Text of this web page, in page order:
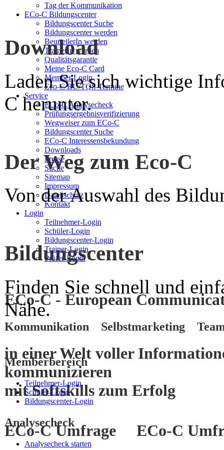
Tag der Kommunikation
ECo-C Bildungscenter
Bildungscenter Suche
Bildungscenter werden
BeurteilerIn werden
TrainerIn werden
Qualitätsgarantie
Meine Eco-C Card
Member-Login
Eco-C BU/TQS Termine
Service
ECo-C Analysecheck
Prüfungsergebnisverifizierung
Wegweiser zum ECo-C
Bildungscenter Suche
ECo-C Interessensbekundung
Downloads
Presse
Suche
Sitemap
Impressum
Datenschutz
Kontakt
Login
Teilnehmer-Login
Schüler-Login
Bildungscenter-Login
Trainer-Login
Prüfer-Login
ECo-C - European
Kommunikation Selbstmarketing
in einer Welt voller
kommunizieren
mitSoftskillszum Erfolg
ECo-C Umfrage ECo-C
Download
Laden Sie sich wichtige
C herunter.
Der Weg zum Eco-C
Von der Auswahl des
Bildungscenter
Finden Sie schnell und
Nähe.
Memberbereich
Teilnehmer-Login
Schüler-Login
Bildungscenter-Login
Analysecheck
Analysecheck starten